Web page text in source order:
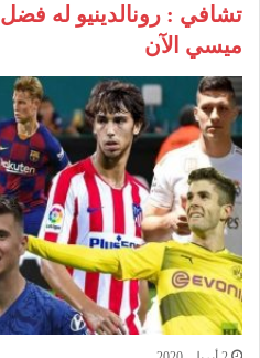
تشافي : رونالدينيو له
ميسي الآن